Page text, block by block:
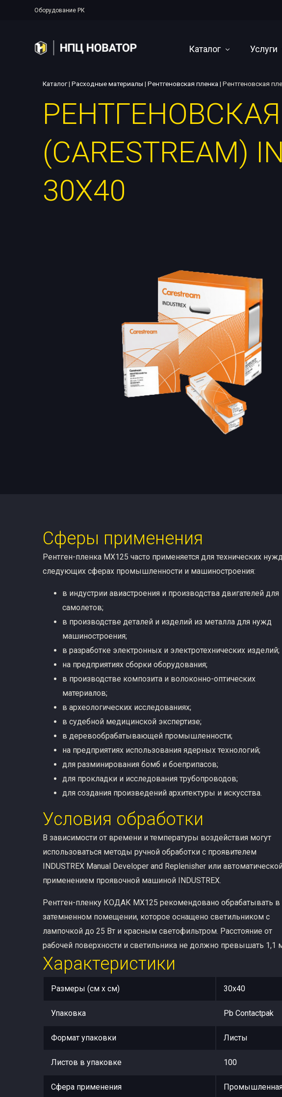
Оборудование РК
Каталог
Полупериодные аппараты
Аппараты постоянного
Рентгенографические
Проявочные машины
Услуги
Каталог| Расходные материалы | Рентгеновская пленка| Рентгеновская
(CARESTREAM)
30Х40
Сферы применения
Рентген-пленка MX125 часто применяется для технических
следующих сферах промышленности и машиностроения:
в индустрии авиастроения и производства двигателей для
самолетов;
в производстве деталей и изделий из металла для нужд
машиностроения;
в разработке электронных и электротехнических изделий;
на предприятиях сборки оборудования;
в производстве композита и волоконно-оптических
материалов;
в археологических исследованиях;
в судебной медицинской экспертизе;
в деревообрабатывающей промышленности;
на предприятиях использования ядерных технологий;
для разминирования бомб и боеприпасов;
для прокладки и исследования трубопроводов;
для создания произведений архитектуры и искусства.
Условия обработки
В зависимости от времени и температуры воздействия могут
использоваться методы ручной обработки с проявителем
INDUSTREX Manual Developer and Replenisher или
применением проявочной машиной INDUSTREX.
Рентген-пленку КОДАК MX125 рекомендовано обрабатывать в
затемненном помещении, которое оснащено светильником с
лампочкой до 25 Вт и красным светофильтром. Расстояние от
рабочей поверхности и светильника не должно превышать 1,1
Характеристики
Размеры (см x см) 30х40
Упаковка Pb Contactpak
Формат упаковки Листы
Листов в упаковке 100
Сфера применения